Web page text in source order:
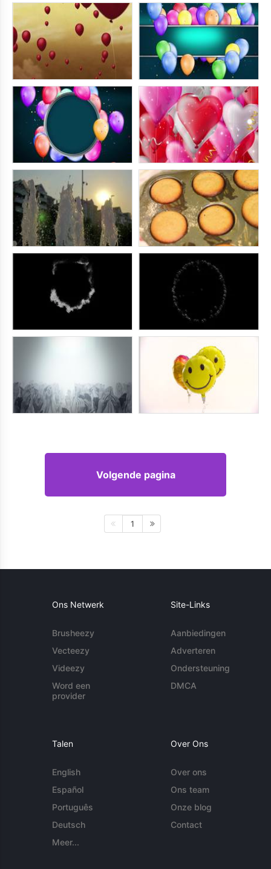
Volgende pagina
1
Ons Netwerk
Brusheezy
Vecteezy
Videezy
Word een
provider
Site-Links
Aanbiedingen
Adverteren
Ondersteuning
DMCA
Talen
English
Español
Português
Deutsch
Meer...
Over Ons
Over ons
Ons team
Onze blog
Contact